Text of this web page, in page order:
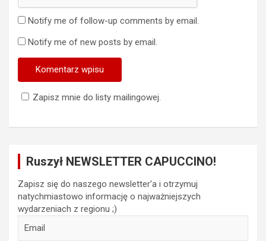
Notify me of follow-up comments by email.
Notify me of new posts by email.
Zapisz mnie do listy mailingowej.
Ruszył NEWSLETTER CAPUCCINO!
Zapisz się do naszego newsletter'a i otrzymuj
natychmiastowo informację o najważniejszych
wydarzeniach z regionu ;)